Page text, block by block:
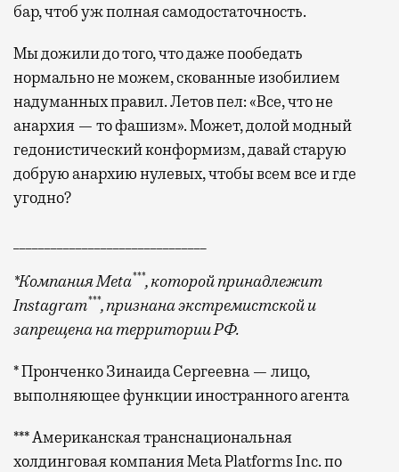
бар, чтоб уж полная самодостаточность.
Мы дожили до того, что даже пообедать
нормально не можем, скованные изобилием
надуманных правил. Летов пел: «Все, что не
анархия — то фашизм». Может, долой модный
гедонистический конформизм, давай старую
добрую анархию нулевых, чтобы всем все и где
угодно?
*Компания Meta***, которой принадлежит
Instagram***, признана экстремистской и
запрещена на территории РФ.
* Пронченко Зинаида Сергеевна — лицо,
выполняющее функции иностранного агента
*** Американская транснациональная
холдинговая компания Meta Platforms Inc. по